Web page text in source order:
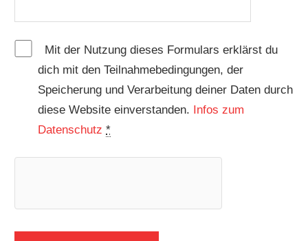
Mit der Nutzung dieses Formulars erklärst du
dich mit den Teilnahmebedingungen, der
Speicherung und Verarbeitung deiner Daten durch
diese Website einverstanden. Infos zum
Datenschutz *